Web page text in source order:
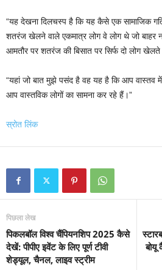
“यह देखना दिलचस्प है कि यह कैसे एक सामाजिक
शतरंज खेलने वाले एकमात्र लोग वे लोग थे जो बाहर
आमतौर पर शतरंज की बिसात पर सिर्फ दो लोग खेलते
“यहां जो बात मुझे पसंद है वह यह है कि आप वास्तव
आप वास्तविक लोगों का सामना कर रहे हैं।”
स्रोत लिंक
पिछला लेख
पिकलबॉल विश्व चैंपियनशिप 2025 कैसे
देखें: पीपीए इवेंट के लिए पूर्ण टीवी
शेड्यूल, चैनल, लाइव स्ट्रीम
बोयू